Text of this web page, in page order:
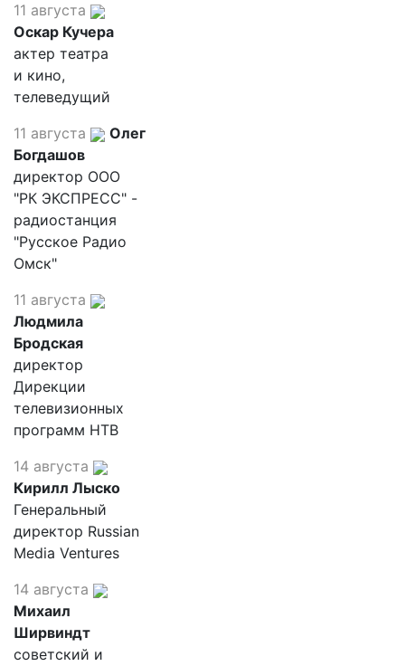
11 августа
Оскар Кучера
актер театра
и кино,
телеведущий
11 августа
Олег
Богдашов
директор ООО
"РК ЭКСПРЕСС" -
радиостанция
"Русское Радио
Омск"
11 августа
Людмила
Бродская
директор
Дирекции
телевизионных
программ НТВ
14 августа
Кирилл Лыско
Генеральный
директор Russian
Media Ventures
14 августа
Михаил
Ширвиндт
советский и